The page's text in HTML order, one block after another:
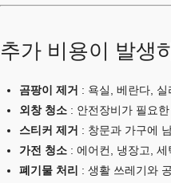
추가 비용이 발생
곰팡이 제거 : 욕실, 베란다,
외창 청소 : 안전장비가 필요
스티커 제거 : 창문과 가구에
가전 청소 : 에어컨, 냉장고,
폐기물 처리 : 생활 쓰레기와